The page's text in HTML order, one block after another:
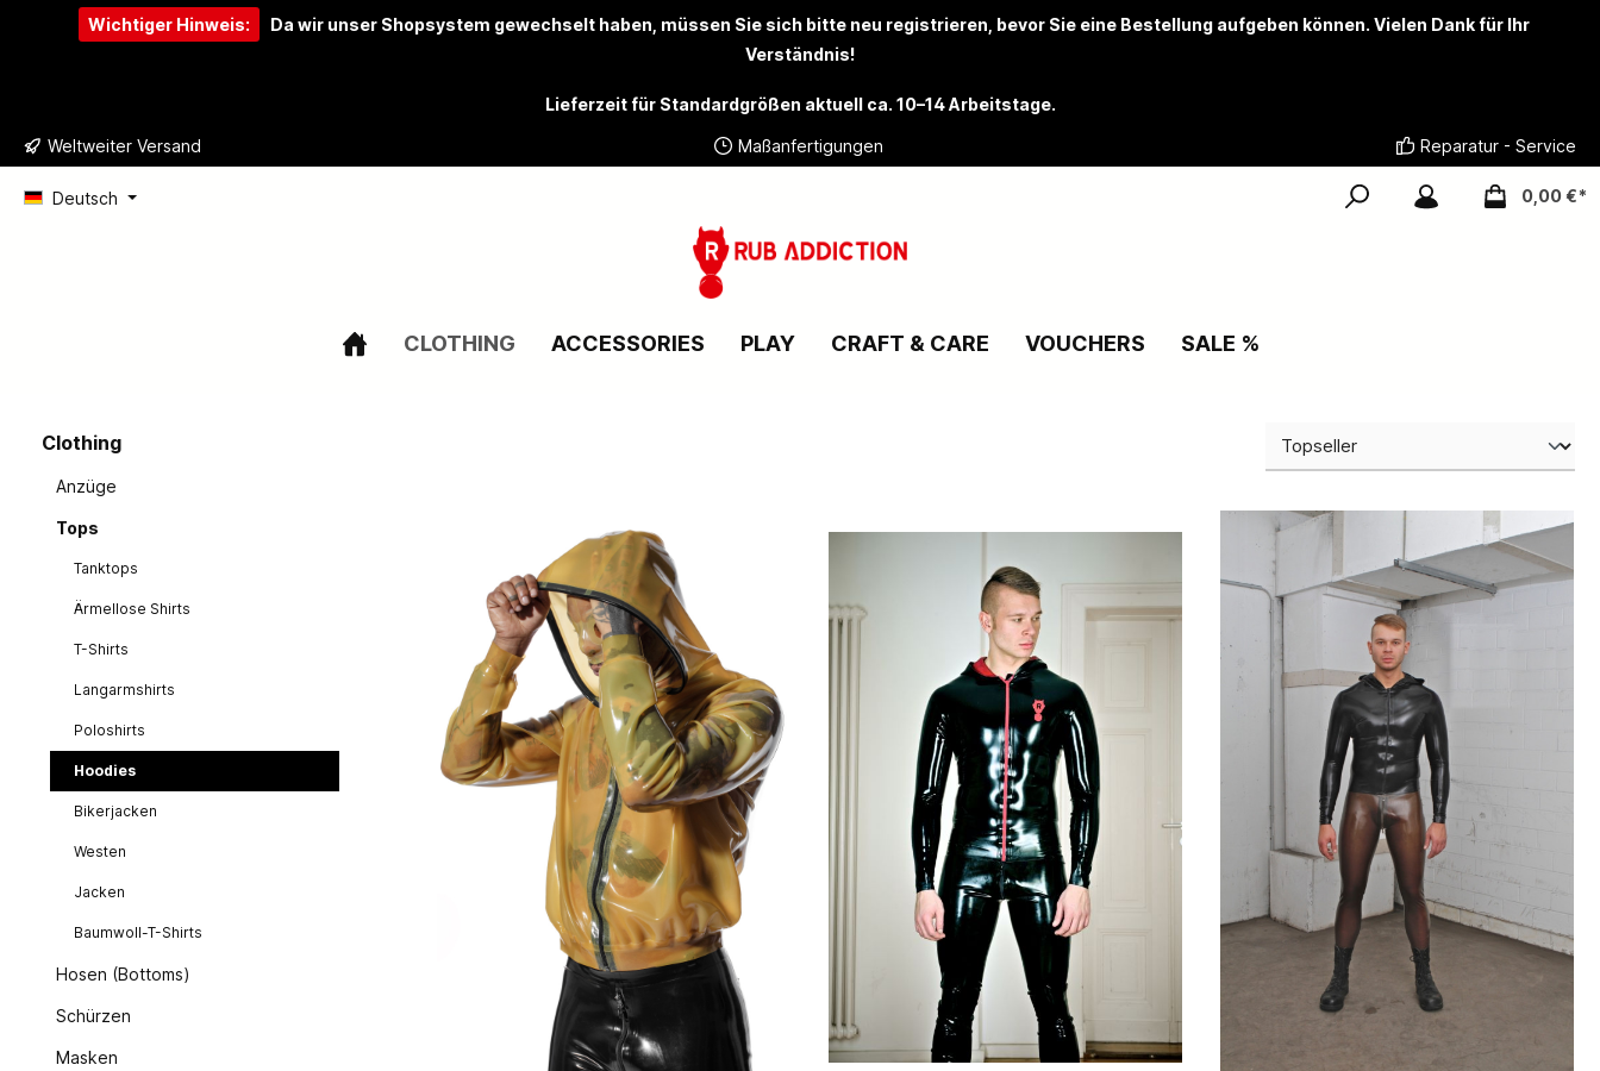
springen Zur Hauptnavigation springen
Wichtiger Hinweis: Da wir unser Shopsystem gewechselt haben, müssen Sie sich bitte neu registrieren , bevor Sie eine Bestellung aufgeben können. Vielen Dank für Ihr
Verständnis!
Lieferzeit für Standardgrößen aktuell ca. 10–14 Arbeitstage.
Weltweiter Versand Maßanfertigungen Reparatur - Service
Deutsch 0,00 €*
CLOTHING ACCESSORIES PLAY CRAFT & CARE VOUCHERS SALE %
Clothing
Anzüge
Tops
Tanktops
Ärmellose Shirts
T-Shirts
Langarmshirts
Poloshirts
Hoodies
Bikerjacken
Westen
Jacken
Baumwoll-T-Shirts
Hosen (Bottoms)
Schürzen
Masken